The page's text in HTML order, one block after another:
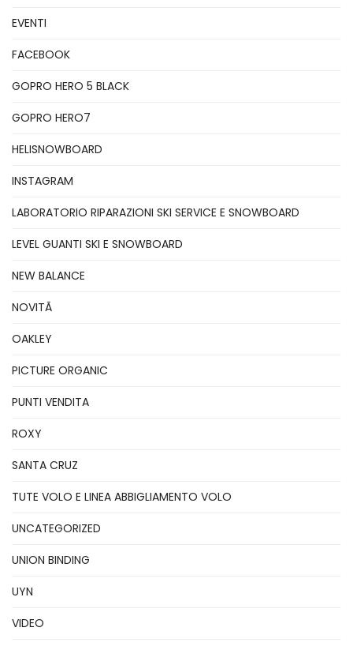
EVENTI
FACEBOOK
GOPRO HERO 5 BLACK
GOPRO HERO7
HELISNOWBOARD
INSTAGRAM
LABORATORIO RIPARAZIONI SKI SERVICE E SNOWBOARD
LEVEL GUANTI SKI E SNOWBOARD
NEW BALANCE
NOVITÃ
OAKLEY
PICTURE ORGANIC
PUNTI VENDITA
ROXY
SANTA CRUZ
TUTE VOLO E LINEA ABBIGLIAMENTO VOLO
UNCATEGORIZED
UNION BINDING
UYN
VIDEO